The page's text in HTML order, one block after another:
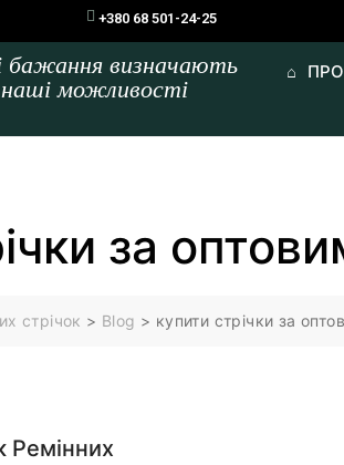
+380 68 501-24-25
бажання визначають
наші можливості
⌂
за
стрічок > Blog > купити стрічки за
Ремінних